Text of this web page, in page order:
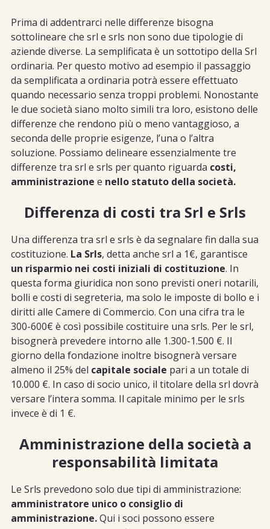
Prima di addentrarci nelle differenze bisogna
sottolineare che srl e srls non sono due tipologie di
aziende diverse. La semplificata è un sottotipo della Srl
ordinaria. Per questo motivo ad esempio il passaggio
da semplificata a ordinaria potrà essere effettuato
quando necessario senza troppi problemi. Nonostante
le due società siano molto simili tra loro, esistono delle
differenze che rendono più o meno vantaggioso, a
seconda delle proprie esigenze, l’una o l’altra
soluzione. Possiamo delineare essenzialmente tre
differenze tra srl e srls per quanto riguarda costi,
amministrazione e nello statuto della società.
Differenza di costi tra Srl e Srls
Una differenza tra srl e srls è da segnalare fin dalla sua
costituzione. La Srls, detta anche srl a 1€, garantisce
un risparmio nei costi iniziali di costituzione. In
questa forma giuridica non sono previsti oneri notarili,
bolli e costi di segreteria, ma solo le imposte di bollo e i
diritti alle Camere di Commercio. Con una cifra tra le
300-600€ è così possibile costituire una srls. Per le srl,
bisognerà prevedere intorno alle 1.300-1.500 €. Il
giorno della fondazione inoltre bisognerà versare
almeno il 25% del capitale sociale pari a un totale di
10.000 €. In caso di socio unico, il titolare della srl dovrà
versare l’intera somma. Il capitale minimo per le srls
invece è di 1 €.
Amministrazione della società a
responsabilità limitata
Le Srls prevedono solo due tipi di amministrazione:
amministratore unico o consiglio di
amministrazione.Qui i soci possono essere